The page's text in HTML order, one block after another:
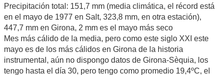
Precipitación total: 151,7 mm (media climática, el récord está
en el mayo de 1977 en Salt, 323,8 mm, en otra estación),
447,7 mm en Girona, 2 mm es el mayo más seco
Mes más cálido de la media, pero como este siglo XXI este
mayo es de los más cálidos en Girona de la historia
instrumental, aún no dispongo datos de Girona-Sèquia, los
tengo hasta el día 30, pero tengo como promedio 19,4ºC, el